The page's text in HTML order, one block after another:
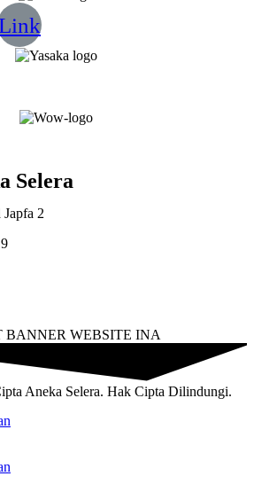
Selera
Japfa 2
Aneka Selera. Hak Cipta Dilindungi.